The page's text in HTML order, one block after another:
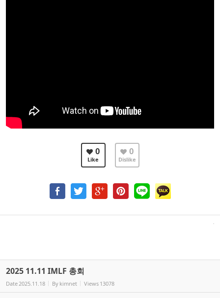
0
Like
0
Dislike
2025 11.11 IMLF 총회
Date2025.11.18 By kimnet Views 13078